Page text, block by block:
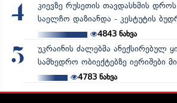
4
კიევზე რუსეთის თავდასხმის
საელჩო დაზიანდა - კესტუტის
4843ნახვა
5
უკრაინის ძალებმა ანექსირებულ
სამხედრო ობიექტებზე იერიშები
4783ნახვა